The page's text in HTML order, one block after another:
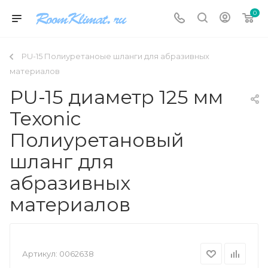
0
PU-15 Полиуретаноые шланги для абразивных
материалов
PU-15 диаметр 125 мм
Texonic
Полиуретановый
шланг для
абразивных
материалов
Артикул: 0062638